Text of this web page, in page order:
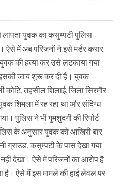
युवक का कसुम्पटी पुलिस
में अब परिजनों ने इसे मर्डर करार
की हत्या कर उसे लटकाया गया
जांच शुरू कर दी है। युवक
कोटि, तहसील शिलाई, जिला सिरमौर
शिमला में रह रहा था और संदिग्ध
पुलिस ने भी गुमशुदगी की रिपोर्ट
के अनुसार युवक को आखिरी बार
ग्राउंड, कसुम्पटी के पास देखा गया
देखा। ऐसे में परिजनों का आरोप है
है। ऐसे में इस मामले की हाई लेवल पर